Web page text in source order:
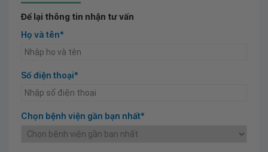
Để lại thông tin nhận tư vấn
Họ và tên*
Số điện thoại*
Chọn bệnh viện gần bạn nhất*